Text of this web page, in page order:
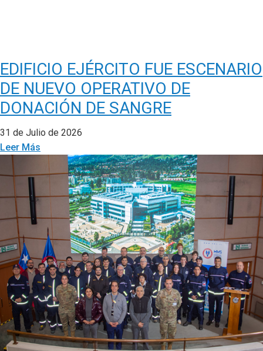
EDIFICIO EJÉRCITO FUE ESCENARIO
DE NUEVO OPERATIVO DE
DONACIÓN DE SANGRE
31 de Julio de 2026
Leer Más